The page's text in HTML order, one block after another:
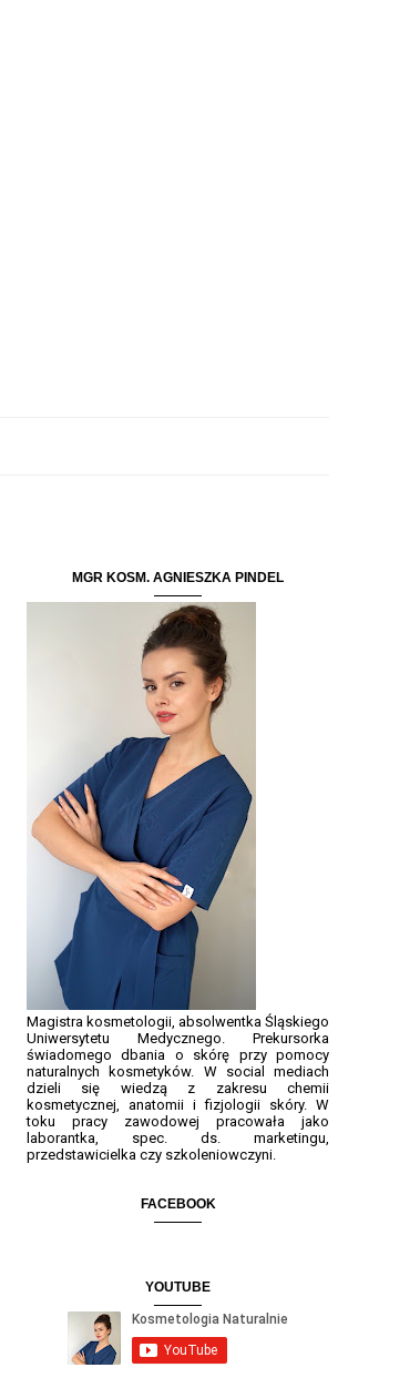
MGR KOSM. AGNIESZKA PINDEL
Magistra kosmetologii, absolwentka Śląskiego
Uniwersytetu Medycznego. Prekursorka
świadomego dbania o skórę przy pomocy
naturalnych kosmetyków. W social mediach
dzieli się wiedzą z zakresu chemii
kosmetycznej, anatomii i fizjologii skóry. W
toku pracy zawodowej pracowała jako
laborantka, spec. ds. marketingu,
przedstawicielka czy szkoleniowczyni.
FACEBOOK
YOUTUBE